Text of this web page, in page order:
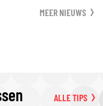
MEER NIEUWS
ALLE TIPS